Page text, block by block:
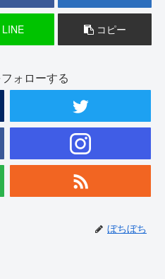
LINE コピー
ォローする
ぼちぼち